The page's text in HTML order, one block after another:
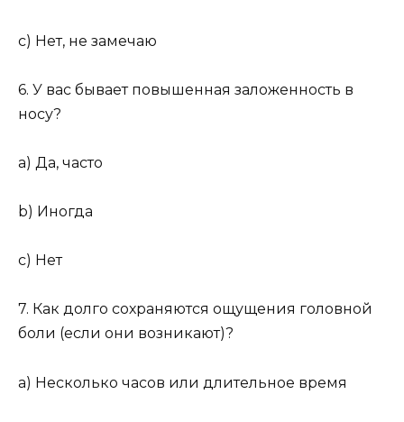
c) Нет, не замечаю
6. У вас бывает повышенная заложенность в
носу?
a) Да, часто
b) Иногда
c) Нет
7. Как долго сохраняются ощущения головной
боли (если они возникают)?
a) Несколько часов или длительное время